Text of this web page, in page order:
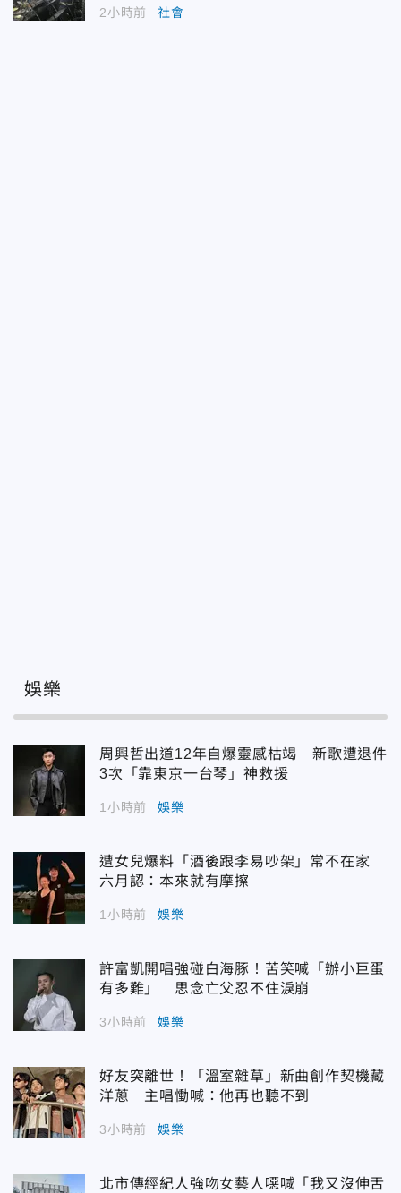
2小時前 社會
娛樂
周興哲出道12年自爆靈感枯竭 新歌遭退件
3次「靠東京一台琴」神救援
1小時前 娛樂
遭女兒爆料「酒後跟李易吵架」常不在家
六月認：本來就有摩擦
1小時前 娛樂
許富凱開唱強碰白海豚！苦笑喊「辦小巨蛋
有多難」 思念亡父忍不住淚崩
3小時前 娛樂
好友突離世！「溫室雜草」新曲創作契機藏
洋蔥 主唱慟喊：他再也聽不到
3小時前 娛樂
北市傳經紀人強吻女藝人噁喊「我又沒伸舌